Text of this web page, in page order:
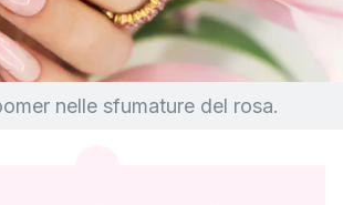
nelle sfumature del rosa.